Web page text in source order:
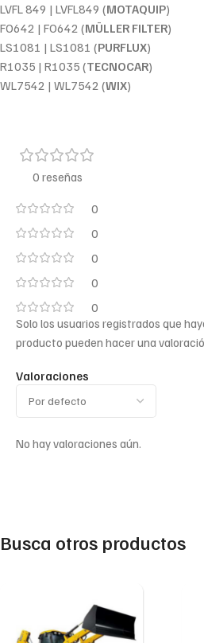
LVFL 849 | LVFL849 (MOTAQUIP)
FO642 | FO642 (MÜLLER FILTER)
LS1081 | LS1081 (PURFLUX)
R1035 | R1035 (TECNOCAR)
WL7542 | WL7542 (WIX)
0 reseñas
0
0
0
0
0
Valoraciones
No hay valoraciones aún.
Solo los usuarios registrados que
producto pueden hacer una
Busca otros productos